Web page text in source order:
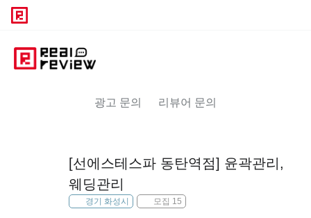
광고 문의 리뷰어 문의
[선에스테스파 동탄역점] 윤곽관리,
웨딩관리
경기 화성시 모집 15